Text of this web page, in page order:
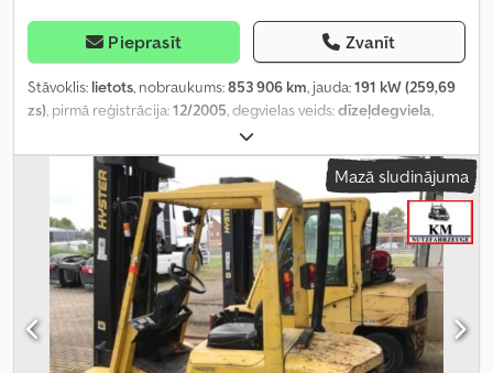
Pieprasīt Zvanīt
Stāvoklis: lietots, nobraukums:853 906 km, jauda:191 kW (259,69
zs) , pirmā reģistrācija:12/2005 , degvielas veids:dīzeļdegviela
, pārnesuma veids:
konfigurācija:4x2, tukšais svars:11 700 kg, maksimālā kravnesība:
, kopējais svars: 18 000 kg, emisijas klase:Euro 4, krāsa:
, bremzes:retardētājs, piekares sistēma:gaiss
, vadītāja
kabīne:dienas kabīne, Aprīkojums:ABS, borta dators, gaisa
kondicionēšana, kabīne, kvēpu filtrs, stāvvietas sildītājs, stūres
pastiprinātājs
Mazā sludinājuma